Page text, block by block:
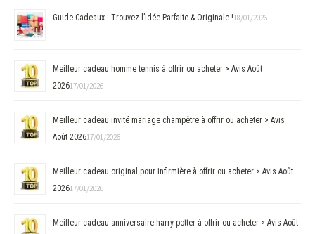
Guide Cadeaux : Trouvez l’Idée Parfaite & Originale !18/01/2026
Meilleur cadeau homme tennis à offrir ou acheter > Avis Août
202617/01/2026
Meilleur cadeau invité mariage champêtre à offrir ou acheter > Avis
Août 202617/01/2026
Meilleur cadeau original pour infirmière à offrir ou acheter > Avis Août
202617/01/2026
Meilleur cadeau anniversaire harry potter à offrir ou acheter > Avis Août